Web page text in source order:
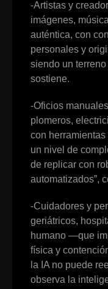
-Artistas y
imágenes,
auténtica, con
personales y
siendo un
sostiene.
-Oficios
plomeros,
con
un nivel de
de replicar con
automatizados”,
-Cuidadores y
geriátricos,
humano —que
física y
la IA no puede
observa la